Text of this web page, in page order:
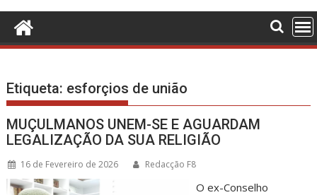
Etiqueta: esforçios de união
MUÇULMANOS UNEM-SE E AGUARDAM
LEGALIZAÇÃO DA SUA RELIGIÃO
16 de Fevereiro de 2026 Redacção F8
O ex-Conselho